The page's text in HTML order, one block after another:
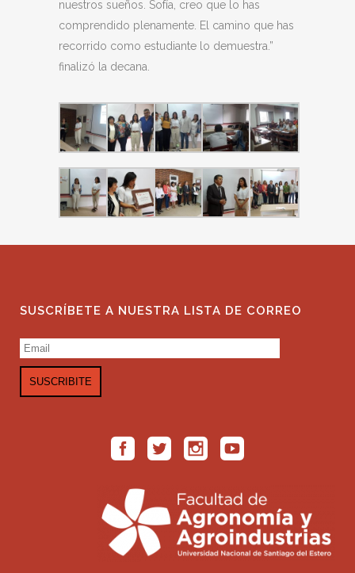
nuestros sueños. Sofía, creo que lo has
comprendido plenamente. El camino que has
recorrido como estudiante lo demuestra.”
finalizó la decana.
SUSCRÍBETE A NUESTRA LISTA DE CORREO